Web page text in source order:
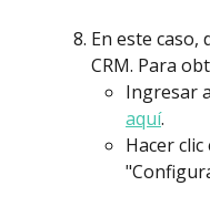
En este caso,
CRM. Para
Ingresar
aquí.
Hacer